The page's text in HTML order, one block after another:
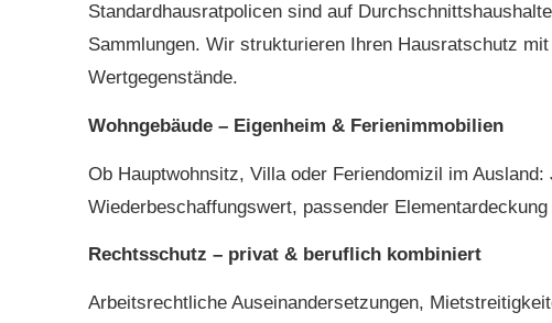
Standardhausratpolicen sind auf
Sammlungen. Wir strukturieren Ihren Hausratschutz
Wertgegenstände.
Wohngebäude – Eigenheim & Ferienimmobilien
Ob Hauptwohnsitz, Villa oder Feriendomizil im
Wiederbeschaffungswert, passender
Rechtsschutz – privat & beruflich kombiniert
Arbeitsrechtliche Auseinandersetzungen,